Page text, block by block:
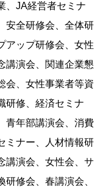
、JA経営者セミナ
安全研修会、全体研
アップ研修会、女性
講演会、関連企業懇
会、女性事業者等資
研修、経済セミナ
青年部講演会、消費
ミナー、人材情報研
講演会、女性会、サ
修会、春講演会、